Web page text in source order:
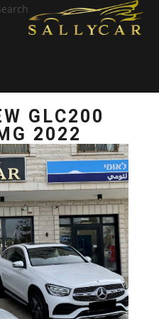
Search
THE ALL NEW
COUPE